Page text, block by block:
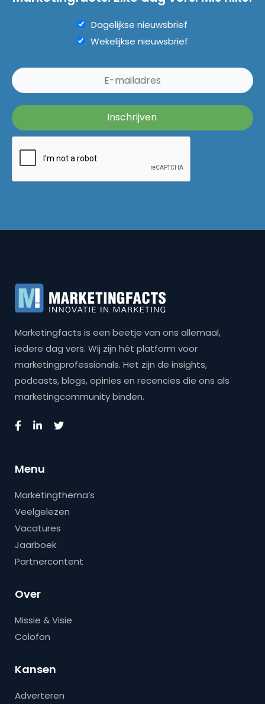
Dagelijkse nieuwsbrief
Wekelijkse nieuwsbrief
Marketingfacts is een beetje van ons allemaal,
iedere dag vers. Wij zijn hét platform voor
marketingprofessionals. Het zijn de insights,
podcasts, blogs, opinies en recencies die ons als
marketingcommunity binden.
Menu
Marketingthema’s
Veelgelezen
Vacatures
Jaarboek
Partnercontent
Over
Missie & Visie
Colofon
Kansen
Adverteren